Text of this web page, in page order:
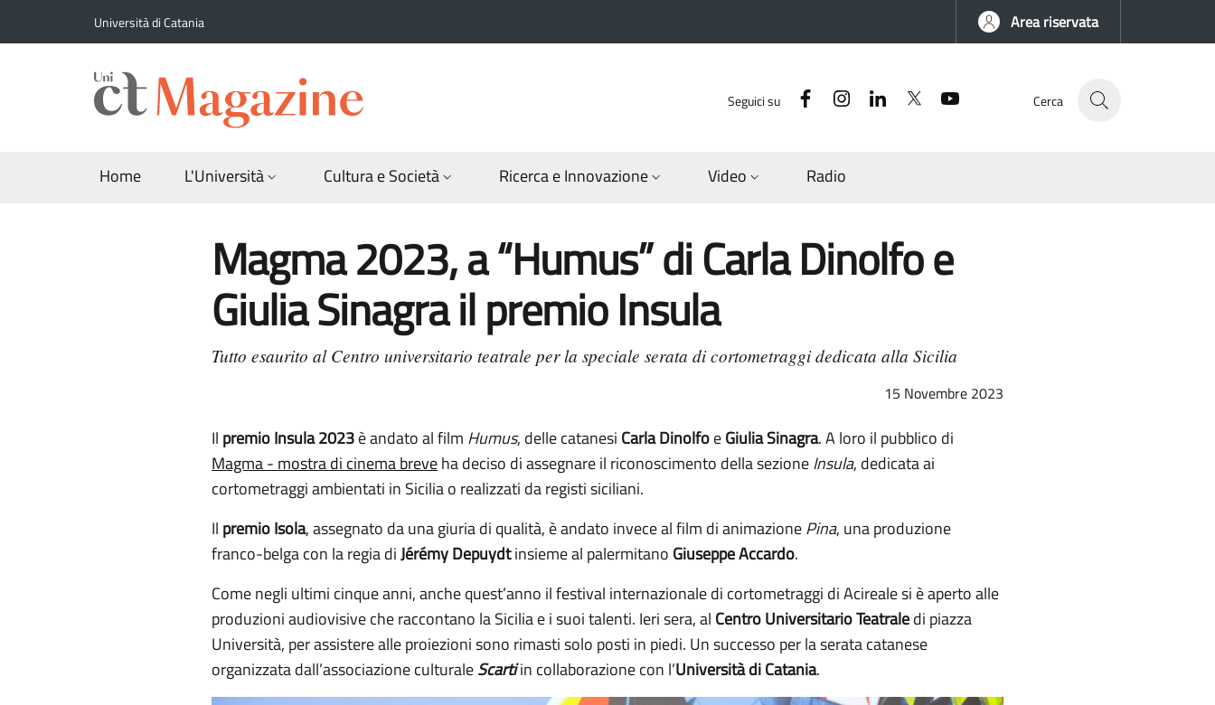
Università di Catania Area riservata
Seguici su FacebookInstagramLinkedinTwitter Cerca
Home L'Università Cultura e Società Ricerca e Innovazione Video Radio
Magma 2023, a “Humus” di Carla Dinolfo e
Giulia Sinagra il premio Insula
Tutto esaurito al Centro universitario teatrale per la speciale serata di cortometraggi dedicata alla Sicilia
15 Novembre 2023
Il premio Insula 2023è andato al film Humus, delle catanesi Carla DinolfoeGiulia Sinagra. A loro il pubblico di
Magma - mostra di cinema breveha deciso di assegnare il riconoscimento della sezioneInsula, dedicata ai
cortometraggi ambientati in Sicilia o realizzati da registi siciliani.
Il premio Isola, assegnato da una giuria di qualità, è andato invece al film di animazionePina, una produzione
franco-belga con la regia diJérémy Depuydtinsieme al palermitano Giuseppe Accardo.
Come negli ultimi cinque anni, anche quest’anno il festival internazionale di cortometraggi di Acireale si è aperto alle
produzioni audiovisive che raccontano la Sicilia e i suoi talenti. Ieri sera, al Centro Universitario Teatraledi piazza
Università, per assistere alle proiezioni sono rimasti solo posti in piedi. Un successo per la serata catanese
organizzata dall’associazione culturaleScartiin collaborazione con l’Università di Catania.